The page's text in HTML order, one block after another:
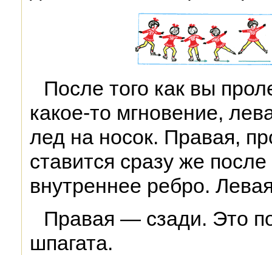
После того как вы
какое-то мгновение,
лед на носок. Правая,
ставится сразу же
внутреннее ребро.
Правая — сзади. Это
шпагата.